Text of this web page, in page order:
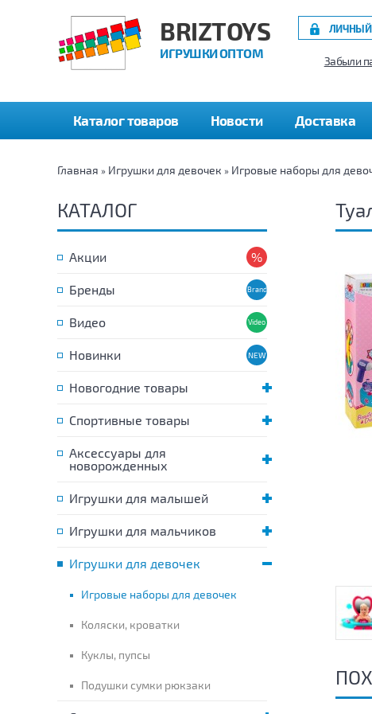
BRIZTOYS
ИГРУШКИ ОПТОМ
ЛИЧНЫЙ
Забыли
Каталог товаров Новости Доставка
Главная » Игрушки для девочек » Игровые наборы для
КАТАЛОГ
Акции
Бренды
Видео
Новинки
Новогодние товары
Спортивные товары
Аксессуары для
новорожденных
Игрушки для малышей
Игрушки для мальчиков
Игрушки для девочек
Игровые наборы для девочек
Коляски, кроватки
Куклы, пупсы
Подушки сумки рюкзаки